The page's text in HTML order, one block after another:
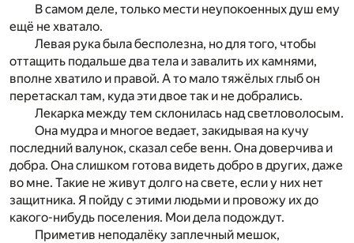
В самом деле, только мести неупокоенных душ ему
ещё не хватало.
Левая рука была бесполезна, но для того, чтобы
оттащить подальше два тела и завалить их камнями,
вполне хватило и правой. А то мало тяжёлых глыб он
перетаскал там, куда эти двое так и не добрались.
Лекарка между тем склонилась над светловолосым.
Она мудра и многое ведает, закидывая на кучу
последний валунок, сказал себе венн. Она доверчива и
добра. Она слишком готова видеть добро в других, даже
во мне. Такие не живут долго на свете, если у них нет
защитника. Я пойду с этими людьми и провожу их до
какого-нибудь поселения. Мои дела подождут.
Приметив неподалёку заплечный мешок,